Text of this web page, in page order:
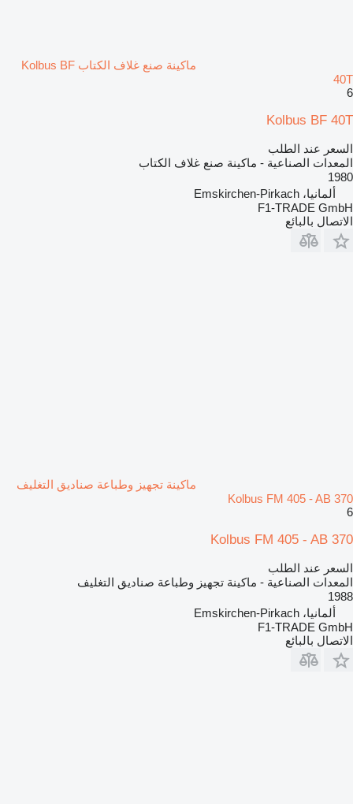
ماكينة صنع غلاف الكتاب Kolbus BF
40T
6
Kolbus BF 40T
السعر عند الطلب
المعدات الصناعية - ماكينة صنع غلاف الكتاب
1980
ألمانيا، Emskirchen-Pirkach
F1-TRADE GmbH
الاتصال بالبائع
ماكينة تجهيز وطباعة صناديق التغليف
Kolbus FM 405 - AB 370
6
Kolbus FM 405 - AB 370
السعر عند الطلب
المعدات الصناعية - ماكينة تجهيز وطباعة صناديق التغليف
1988
ألمانيا، Emskirchen-Pirkach
F1-TRADE GmbH
الاتصال بالبائع